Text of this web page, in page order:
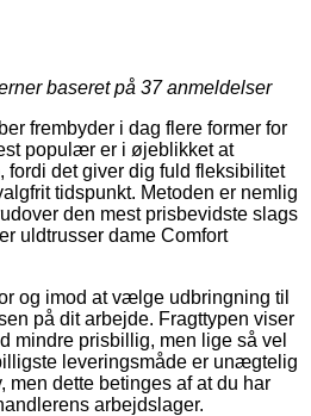
baseret på 37anmeldelser
frembyder i dag flere former for
populær er i øjeblikket at
fordi det giver dig fuld fleksibilitet
tidspunkt. Metoden er nemlig
den mest prisbevidste slags
uldtrusser dame Comfort
og imod at vælge udbringning til
på dit arbejde. Fragttypen viser
mindre prisbillig, men lige så vel
leveringsmåde er unægtelig
men dette betinges af at du har
arbejdslager.